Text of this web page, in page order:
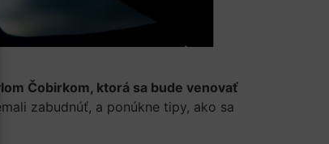
Čobirkom, ktorá sa bude venovať
zabudnúť, a ponúkne tipy, ako sa